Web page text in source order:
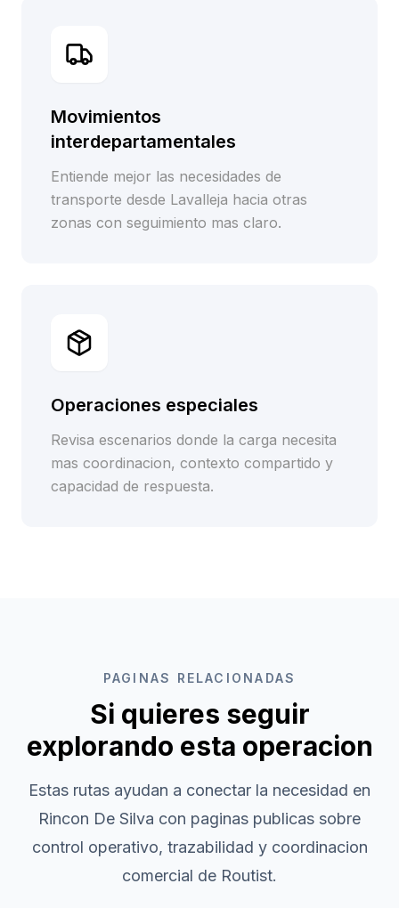
Movimientos
interdepartamentales
Entiende mejor las necesidades de
transporte desde Lavalleja hacia otras
zonas con seguimiento mas claro.
Operaciones especiales
Revisa escenarios donde la carga necesita
mas coordinacion, contexto compartido y
capacidad de respuesta.
PAGINAS RELACIONADAS
Si quieres seguir
explorando esta operacion
Estas rutas ayudan a conectar la necesidad en
Rincon De Silva con paginas publicas sobre
control operativo, trazabilidad y coordinacion
comercial de Routist.